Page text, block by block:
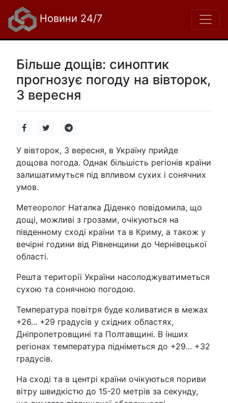
Новини 24/7
Більше дощів: синоптик
прогнозує погоду на вівторок,
3 вересня
У вівторок, 3 вересня, в Україну прийде
дощова погода. Однак більшість регіонів країни
залишатимуться під впливом сухих і сонячних
умов.
Метеоролог Наталка Діденко повідомила, що
дощі, можливі з грозами, очікуються на
південному сході країни та в Криму, а також у
вечірні години від Рівненщини до Чернівецької
області.
Решта території України насолоджуватиметься
сухою та сонячною погодою.
Температура повітря буде коливатися в межах
+26... +29 градусів у східних областях,
Дніпропетровщині та Полтавщині. В інших
регіонах температура підніметься до +29... +32
градусів.
На сході та в центрі країни очікуються пориви
вітру швидкістю до 15-20 метрів за секунду,